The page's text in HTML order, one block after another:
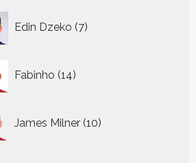
Edin Dzeko 7
producten
Fabinho 14
producten
James Milner 10
producten